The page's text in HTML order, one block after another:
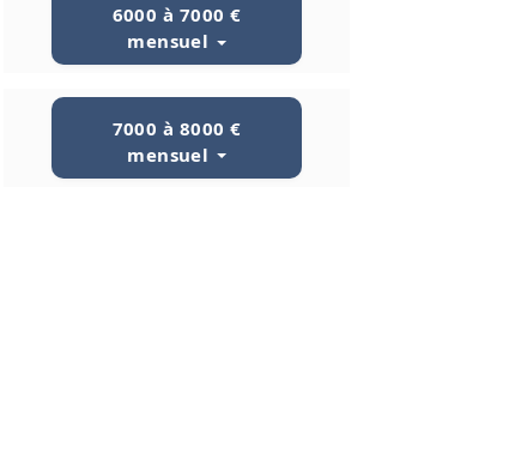
6000 à 7000 €
mensuel
7000 à 8000 €
mensuel